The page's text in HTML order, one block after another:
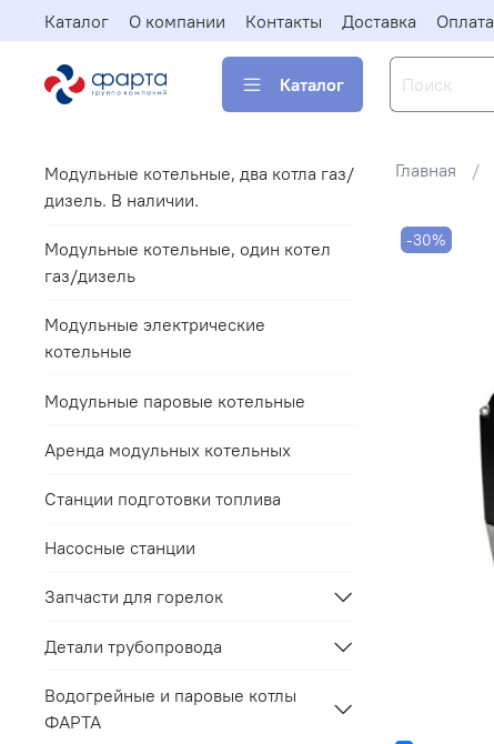
Каталог О компании Контакты Доставка Оплата
Каталог
Главная
-30%
Модульные котельные, два котла газ/
дизель. В наличии.
Модульные котельные, один котел
газ/дизель
Модульные электрические
котельные
Модульные паровые котельные
Аренда модульных котельных
Станции подготовки топлива
Насосные станции
Запчасти для горелок
Детали трубопровода
Водогрейные и паровые котлы
ФАРТА